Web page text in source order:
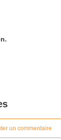
un commentaire